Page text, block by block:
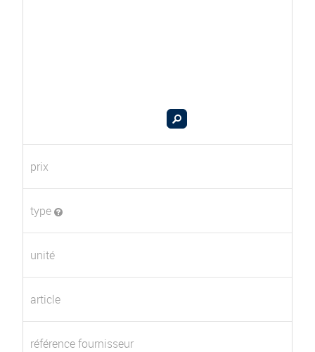
prix
type
unité
article
référence fournisseur